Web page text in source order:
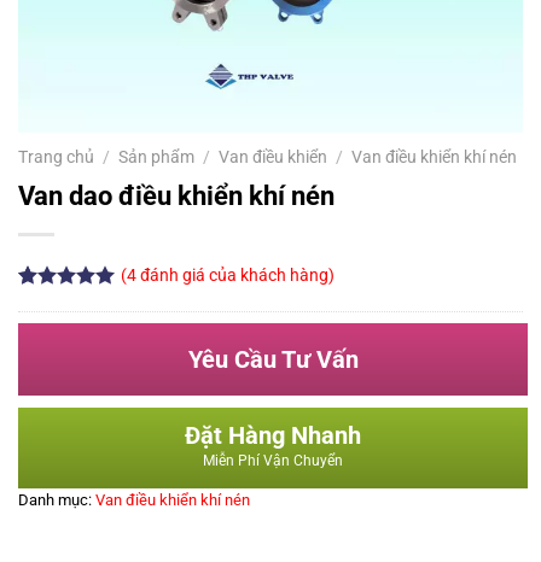
Trang chủ / Sản phẩm / Van điều khiển / Van điều khiển khí nén
Van dao điều khiển khí nén
dựa trên
(4đánh giá của khách hàng)
Yêu Cầu Tư Vấn
Đặt Hàng Nhanh
Miễn Phí Vận Chuyển
Danh mục: Van điều khiển khí nén